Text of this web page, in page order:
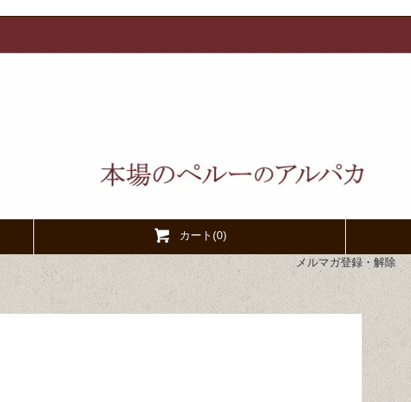
カート(0)
メルマガ登録・解除